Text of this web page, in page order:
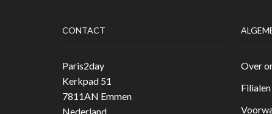
CONTACT
Paris2day
Kerkpad 51
7811AN Emmen
Nederland
Over
Filialen